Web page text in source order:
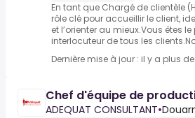
En tant que Chargé de clientèle
rôle clé pour accueillir le client,
et l’orienter au mieux.Vous êtes le
interlocuteur de tous les
Dernière mise à jour : il y a plus
Chef d'équipe de
ADEQUAT CONSULTANT•